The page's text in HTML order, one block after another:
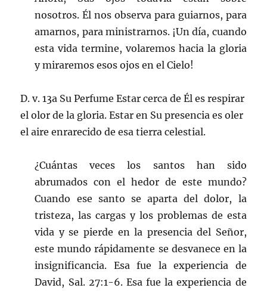
nosotros. Él nos observa para guiarnos, para
amarnos, para ministrarnos. ¡Un día, cuando
esta vida termine, volaremos hacia la gloria
y miraremos esos ojos en el Cielo!
D. v. 13a Su Perfume Estar cerca de Él es respirar
el olor de la gloria. Estar en Su presencia es oler
el aire enrarecido de esa tierra celestial.
¿Cuántas veces los santos han sido
abrumados con el hedor de este mundo?
Cuando ese santo se aparta del dolor, la
tristeza, las cargas y los problemas de esta
vida y se pierde en la presencia del Señor,
este mundo rápidamente se desvanece en la
insignificancia. Esa fue la experiencia de
David, Sal. 27:1-6. Esa fue la experiencia de